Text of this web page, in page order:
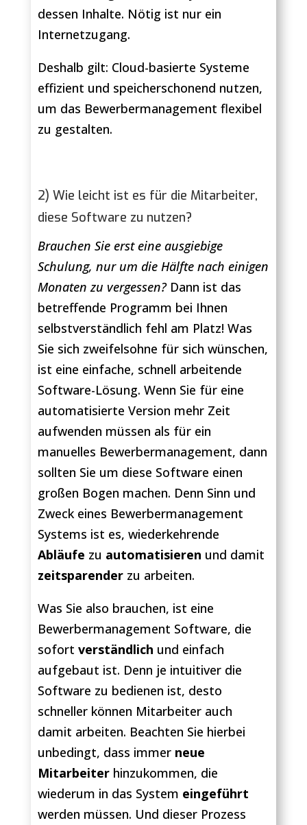
dessen Inhalte. Nötig ist nur ein
Internetzugang.
Deshalb gilt: Cloud-basierte Systeme
effizient und speicherschonend nutzen,
um das Bewerbermanagement flexibel
zu gestalten.
2) Wie leicht ist es für die Mitarbeiter,
diese Software zu nutzen?
Brauchen Sie erst eine ausgiebige
Schulung, nur um die Hälfte nach einigen
Monaten zu vergessen?Dann ist das
betreffende Programm bei Ihnen
selbstverständlich fehl am Platz! Was
Sie sich zweifelsohne für sich wünschen,
ist eine einfache, schnell arbeitende
Software-Lösung. Wenn Sie für eine
automatisierte Version mehr Zeit
aufwenden müssen als für ein
manuelles Bewerbermanagement, dann
sollten Sie um diese Software einen
großen Bogen machen. Denn Sinn und
Zweck eines Bewerbermanagement
Systems ist es, wiederkehrende
Abläufe zu automatisieren und damit
zeitsparenderzu arbeiten.
Was Sie also brauchen, ist eine
Bewerbermanagement Software, die
sofort verständlich und einfach
aufgebaut ist. Denn je intuitiver die
Software zu bedienen ist, desto
schneller können Mitarbeiter auch
damit arbeiten. Beachten Sie hierbei
unbedingt, dass immerneue
Mitarbeiterhinzukommen, die
wiederum in das System eingeführt
werden müssen. Und dieser Prozess